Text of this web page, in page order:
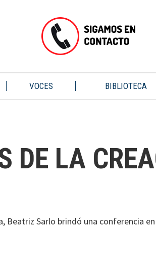
VOCES BIBLIOTECA
DE LA
Sarlo brindó una conferencia en